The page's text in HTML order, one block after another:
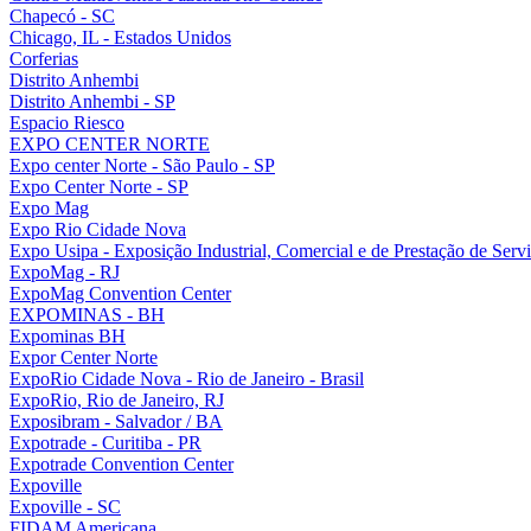
Chapecó - SC
Chicago, IL - Estados Unidos
Corferias
Distrito Anhembi
Distrito Anhembi - SP
Espacio Riesco
EXPO CENTER NORTE
Expo center Norte - São Paulo - SP
Expo Center Norte - SP
Expo Mag
Expo Rio Cidade Nova
Expo Usipa - Exposição Industrial, Comercial e de Prestação de
ExpoMag - RJ
ExpoMag Convention Center
EXPOMINAS - BH
Expominas BH
Expor Center Norte
ExpoRio Cidade Nova - Rio de Janeiro - Brasil
ExpoRio, Rio de Janeiro, RJ
Exposibram - Salvador / BA
Expotrade - Curitiba - PR
Expotrade Convention Center
Expoville
Expoville - SC